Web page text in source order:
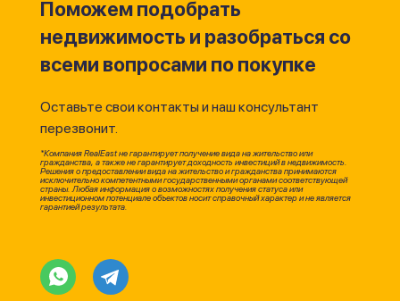
Поможем подобрать
недвижимость и разобраться со
всеми вопросами по покупке
Оставьте свои контакты и наш консультант
перезвонит.
*Компания RealEast не гарантирует получение вида на жительство или
гражданства, а также не гарантирует доходность инвестиций в недвижимость.
Решения о предоставлении вида на жительство и гражданства принимаются
исключительно компетентными государственными органами соответствующей
страны. Любая информация о возможностях получения статуса или
инвестиционном потенциале объектов носит справочный характер и не является
гарантией результата.